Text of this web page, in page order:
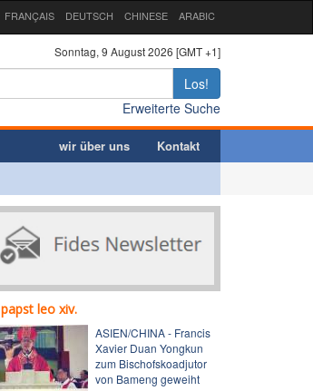
FRANÇAIS DEUTSCH CHINESE ARABIC
Sonntag, 9 August 2026 [GMT +1]
Los!
Erweiterte Suche
wir über uns Kontakt
papst leo xiv.
ASIEN/CHINA - Francis
Xavier Duan Yongkun
zum Bischofskoadjutor
von Bameng geweiht